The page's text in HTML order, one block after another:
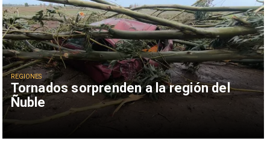
Tornados sorprenden a la región del
Ñuble
REGIONES